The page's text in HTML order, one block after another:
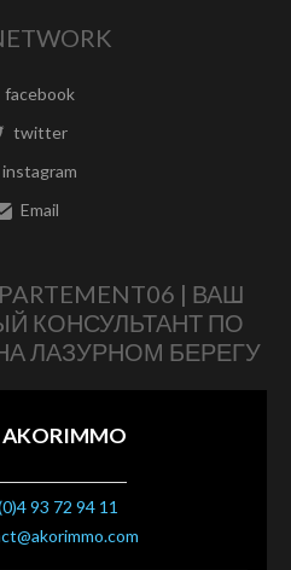
facebook
twitter
instagram
Email
| ВАШ
КОНСУЛЬТАНТ ПО
ЛАЗУРНОМ БЕРЕГУ
AKORIMMO
93 72 94 11